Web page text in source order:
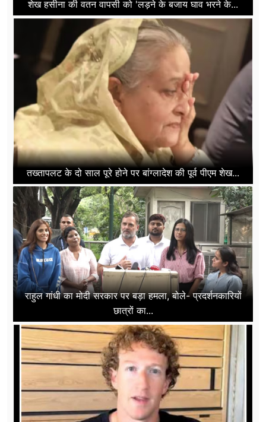
शेख हसीना की वतन वापसी को 'लड़ने के बजाय घाव भरने के...
तख्तापलट के दो साल पूरे होने पर बांग्लादेश की पूर्व पीएम शेख...
राहुल गांधी का मोदी सरकार पर बड़ा हमला, बोले- प्रदर्शनकारियों
छात्रों का...